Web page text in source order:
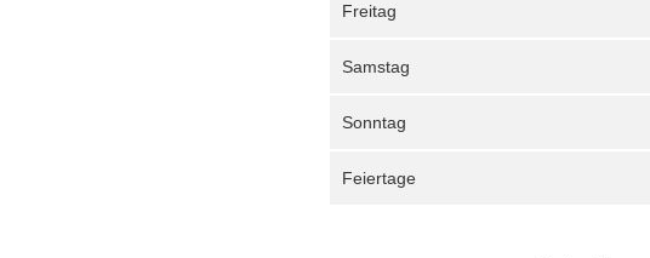
Freitag
Samstag
Sonntag
Feiertage